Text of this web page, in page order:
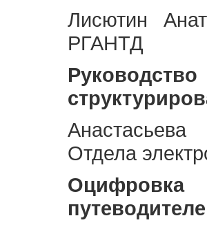
Лисютин
РГАНТД
Отдела